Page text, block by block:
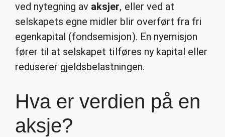
ved nytegning av aksjer, eller ved at
selskapets egne midler blir overført fra fri
egenkapital (fondsemisjon). En nyemisjon
fører til at selskapet tilføres ny kapital eller
reduserer gjeldsbelastningen.
Hva er verdien på en
aksje?